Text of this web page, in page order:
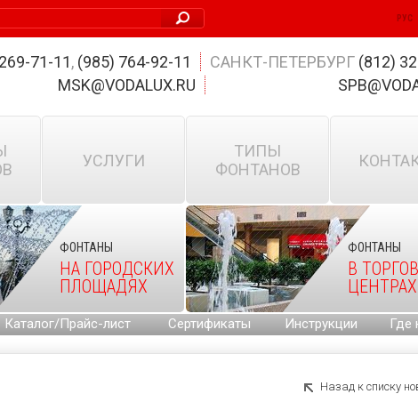
РУС
71-11, (985) 764-92-11 САНКТ-ПЕТЕРБУРГ (812)
MSK@VODALUX.RU
УСЛУГИ
ТИПЫ
ФОНТАНОВ
ФОНТАНЫ
НА ГОРОДСКИХ
ПЛОЩАДЯХ
ФОНТАНЫ
В
ЦЕНТРАХ
Каталог/Прайс-лист Сертификаты Инструкции Где
Назад к списку